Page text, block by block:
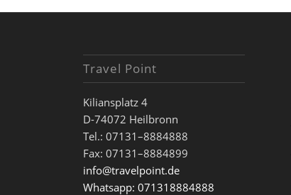
Travel Point
Kiliansplatz 4
D-74072 Heilbronn
Tel.: 07131–8884888
Fax: 07131–8884899
info@travelpoint.de
Whatsapp: 071318884888